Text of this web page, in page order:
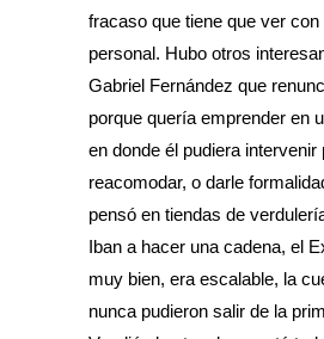
fracaso que tiene que ver
personal. Hubo otros
Gabriel Fernández que
porque quería emprender en
en donde él pudiera intervenir
reacomodar, o darle
pensó en tiendas de
Iban a hacer una cadena, el
muy bien, era escalable, la
nunca pudieron salir de la